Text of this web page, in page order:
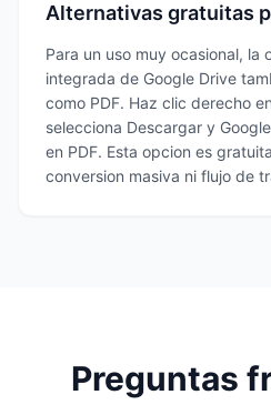
Alternativas gratuitas
Para un uso muy ocasional, la
integrada de Google Drive
como PDF. Haz clic derecho
selecciona Descargar y
en PDF. Esta opcion es
conversion masiva ni flujo de
Preguntas